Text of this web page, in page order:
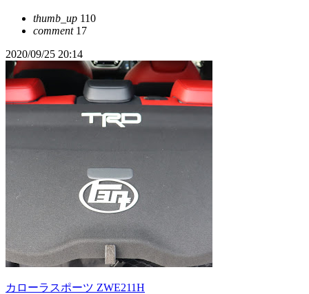
thumb_up 110
comment17
2020/09/25 20:14
カローラスポーツ ZWE211H